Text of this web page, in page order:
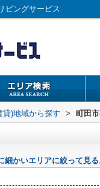
ビングサービス
貸)地域から探す > 町田
かいエリアに絞って見る